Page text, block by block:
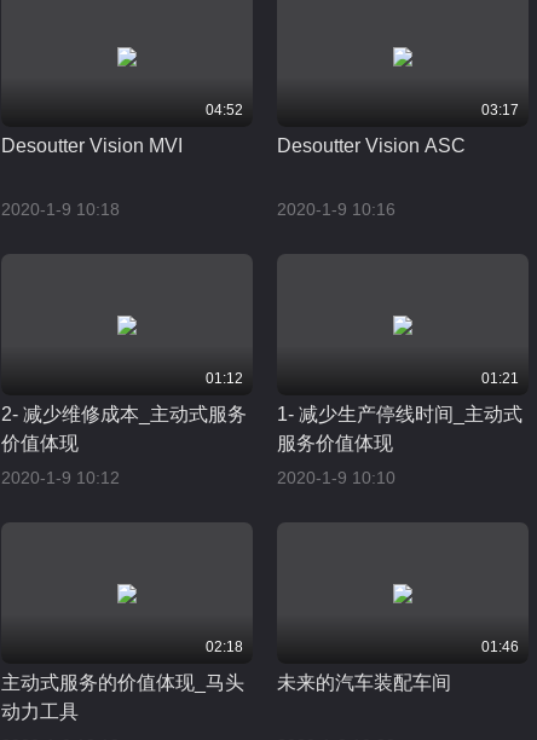
04:52
Desoutter Vision MVI
2020-1-9 10:18
03:17
Desoutter Vision ASC
2020-1-9 10:16
01:12
2- 减少维修成本_主动式服务
价值体现
2020-1-9 10:12
01:21
1- 减少生产停线时间_主动式
服务价值体现
2020-1-9 10:10
02:18
主动式服务的价值体现_马头
动力工具
01:46
未来的汽车装配车间